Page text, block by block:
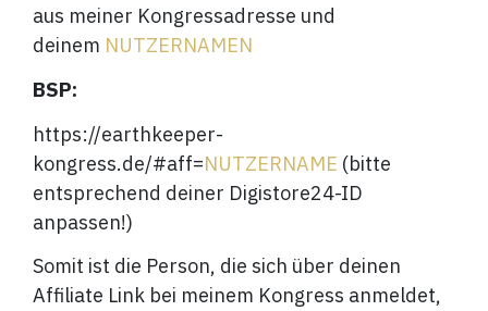
aus meiner Kongressadresse und
deinem NUTZERNAMEN
BSP:
https://earthkeeper-
kongress.de/#aff=NUTZERNAME (bitte
entsprechend deiner Digistore24-ID
anpassen!)
Somit ist die Person, die sich über deinen
Affiliate Link bei meinem Kongress anmeldet,